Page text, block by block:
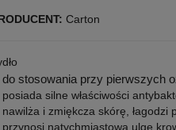
Carton
do stosowania przy pierwszych
posiada silne właściwości
nawilża i zmiękcza skórę, łagodzi
przynosi natychmiastową ulgę